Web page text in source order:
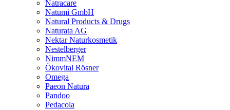
Natracare
Natumi GmbH
Natural Products & Drugs
Naturata AG
Nektar Naturkosmetik
Nestelberger
NimmNEM
Ökovital Rösner
Omega
Paeon Natura
Pandoo
Pedacola